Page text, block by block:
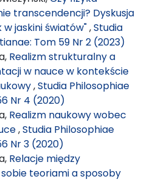
transcendencji? Dyskusja
w jaskini światów",Studia
Tom 59 Nr 2 (2023)
Realizm strukturalny a
w nauce w kontekście
,Studia Philosophiae
Nr 4 (2020)
Realizm naukowy wobec
,Studia Philosophiae
Nr 3 (2020)
Relacje między
teoriami a sposoby